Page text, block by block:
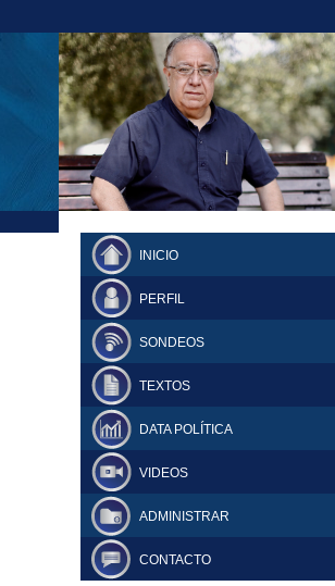
FERNANDO TUESTA SUPLEMENTO
DOMINGO
INICIO
PERFIL
SONDEOS
TEXTOS
DATA POLÍTICA
VIDEOS
ADMINISTRAR
CONTACTO